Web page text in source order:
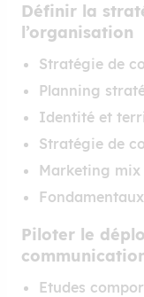
Définir la
l’organisation
Stratégie de
Planning
Identité et
Stratégie de
Marketing mix
Piloter le
Etudes